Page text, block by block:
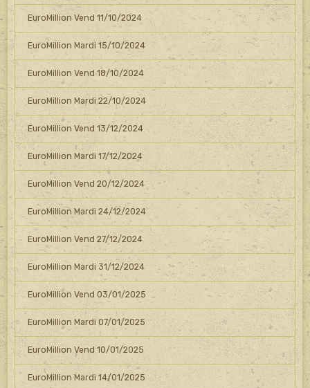
EuroMillion Vend 11/10/2024
EuroMillion Mardi 15/10/2024
EuroMillion Vend 18/10/2024
EuroMillion Mardi 22/10/2024
EuroMillion Vend 13/12/2024
EuroMillion Mardi 17/12/2024
EuroMillion Vend 20/12/2024
EuroMillion Mardi 24/12/2024
EuroMillion Vend 27/12/2024
EuroMillion Mardi 31/12/2024
EuroMillion Vend 03/01/2025
EuroMillion Mardi 07/01/2025
EuroMillion Vend 10/01/2025
EuroMillion Mardi 14/01/2025